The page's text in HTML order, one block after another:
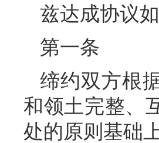
兹达成协议如
第一条
缔约双方根
和领土完整、
处的原则基础